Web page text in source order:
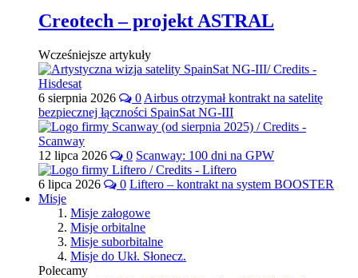
Creotech – projekt ASTRAL
Wcześniejsze artykuły
6 sierpnia 2026 0 Airbus otrzymał kontrakt na satelitę
bezpiecznej łączności SpainSat NG-III
12 lipca 2026 0 Scanway: 100 dni na GPW
6 lipca 2026 0 Liftero – kontrakt na system BOOSTER
Misje
Misje załogowe
Misje orbitalne
Misje suborbitalne
Misje do Ukł. Słonecz.
Polecamy